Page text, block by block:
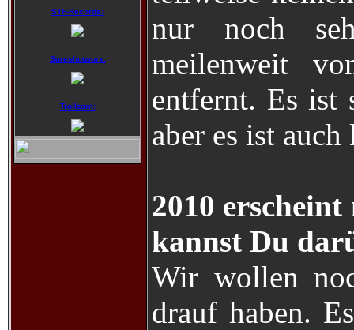
STF-Records:
Sureshotworx:
Trollzorn:
nur noch
meilenweit
entfernt. Es ist
aber es ist
2010 erscheint
kannst Du
Wir wollen
drauf haben.